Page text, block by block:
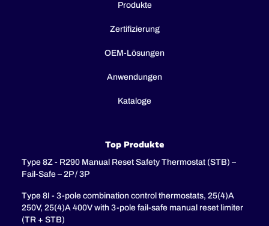
Produkte
Zertifizierung
OEM-Lösungen
Anwendungen
Kataloge
Top Produkte
Type 8Z - R290 Manual Reset Safety Thermostat (STB) –
Fail-Safe – 2P / 3P
Type 8I - 3-pole combination control thermostats, 25(4)A
250V, 25(4)A 400V with 3-pole fail-safe manual reset limiter
(TR + STB)